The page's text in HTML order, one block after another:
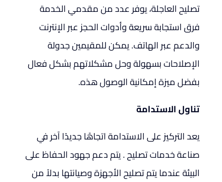
تصليح العاجلة، يوفر عدد من مقدمي الخدمة
فرق استجابة سريعة وأدوات الحجز عبر الإنترنت
والدعم عبر الهاتف. يمكن للمقيمين جدولة
الإصلاحات بسهولة وحل مشكلاتهم بشكل فعال
بفضل ميزة إمكانية الوصول هذه.
تناول الاستدامة
يعد التركيز على الاستدامة اتجاهًا جديدًا آخر في
صناعة خدمات تصليح . يتم دعم جهود الحفاظ على
البيئة عندما يتم تصليح الأجهزة وصيانتها بدلاً من